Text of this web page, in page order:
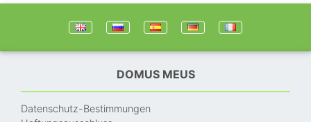
DOMUS MEUS
Datenschutz-Bestimmungen